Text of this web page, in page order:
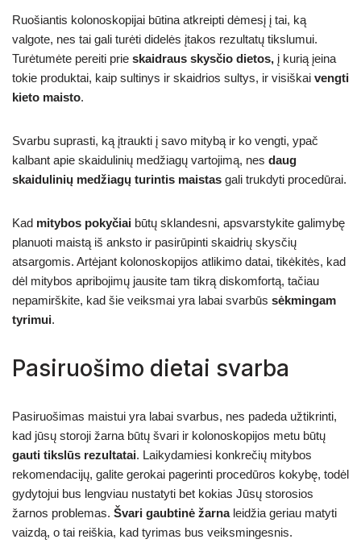
Ruošiantis kolonoskopijai būtina atkreipti dėmesį į tai, ką
valgote, nes tai gali turėti didelės įtakos rezultatų tikslumui.
Turėtumėte pereiti prie skaidraus skysčio dietos, į kurią įeina
tokie produktai, kaip sultinys ir skaidrios sultys, ir visiškai vengti
kieto maisto.
Svarbu suprasti, ką įtraukti į savo mitybą ir ko vengti, ypač
kalbant apie skaidulinių medžiagų vartojimą, nes daug
skaidulinių medžiagų turintis maistas gali trukdyti procedūrai.
Kad mitybos pokyčiai būtų sklandesni, apsvarstykite galimybę
planuoti maistą iš anksto ir pasirūpinti skaidrių skysčių
atsargomis. Artėjant kolonoskopijos atlikimo datai, tikėkitės, kad
dėl mitybos apribojimų jausite tam tikrą diskomfortą, tačiau
nepamirškite, kad šie veiksmai yra labai svarbūs sėkmingam
tyrimui.
Pasiruošimo dietai svarba
Pasiruošimas maistui yra labai svarbus, nes padeda užtikrinti,
kad jūsų storoji žarna būtų švari ir kolonoskopijos metu būtų
gauti tikslūs rezultatai. Laikydamiesi konkrečių mitybos
rekomendacijų, galite gerokai pagerinti procedūros kokybę, todėl
gydytojui bus lengviau nustatyti bet kokias Jūsų storosios
žarnos problemas. Švari gaubtinė žarnaleidžia geriau matyti
vaizdą, o tai reiškia, kad tyrimas bus veiksmingesnis.